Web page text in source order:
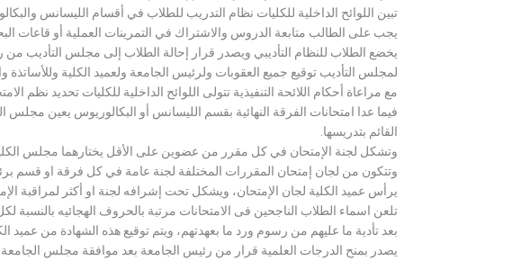
تبين اللوائح الداخلية للكليات نظام التدريب للطلاب في أقسام الليسانس
يجب على الطالب متابعة الدروس والاشتراك في التمرينات العملية أو قاعات
يخضع الطلاب للنظام التأديبي ويصدر قرار إحالة الطلاب إلى مجلس التأديب
لمجلس التأديب توقيع جميع العقوبات ولرئيس الجامعة ولعميد الكلية وللأساتذة
مع مراعاة أحكام اللائحة التنفيذية تتولى اللوائح الداخلية للكليات تحديد نظم
فيما عدا امتحانات الفرقة النهائية بقسم الليسانس أو البكالوريوس يعين
القائم بتدريسها.
وتشكل لجنة الإمتحان في كل مقرر من عضوين على الأقل يختارهما مجلس
وتتكون من لجان إمتحان المقررات المختلفة لجنة عامة في كل فرقة او قسم
يرأس عميد الكلية لجان الإمتحان، ويشكل تحت إشرافه لجنة او أكثر لمراقبة
تلعن اسماء الطلاب الناجحين فى الامتحانات مرتبة بالحروف الهجائيه بالنسبة
بعد تأدية ما عليهم من رسوم ورد ما بعهدتهم، ويتم توقيع هذه الشهادة من عميد
يصدر بمنح الدرجات العلمية قرار من رئيس الجامعة بعد موافقة مجلس